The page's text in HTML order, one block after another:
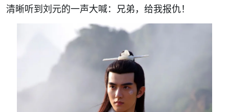
清晰听到刘元的一声大喊：兄弟，给我报仇！